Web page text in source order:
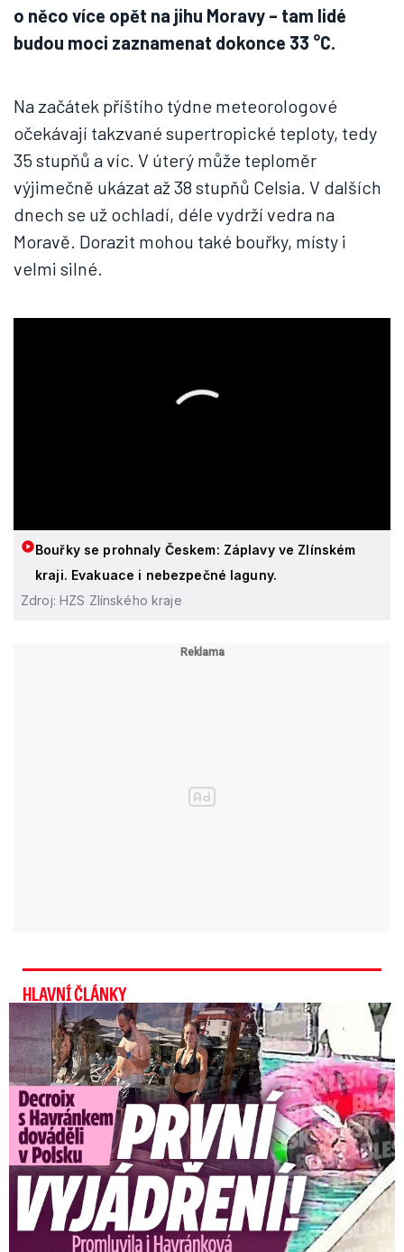
o něco více opět na jihu Moravy – tam lidé
budou moci zaznamenat dokonce 33 °C.
Na začátek příštího týdne meteorologové
očekávají takzvané supertropické teploty, tedy
35 stupňů a víc. V úterý může teploměr
výjimečně ukázat až 38 stupňů Celsia. V dalších
dnech se už ochladí, déle vydrží vedra na
Moravě. Dorazit mohou také bouřky, místy i
velmi silné.
Bouřky se prohnaly Českem: Záplavy ve Zlínském
kraji. Evakuace i nebezpečné laguny.
Zdroj: HZS Zlínského kraje
HLAVNÍ ČLÁNKY
Exministryně s Havránkem dováděli v Polsku: První slova!